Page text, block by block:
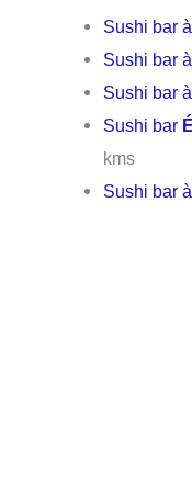
Sushi bar à
Sushi bar à
Sushi bar à
Sushi bar
kms
Sushi bar